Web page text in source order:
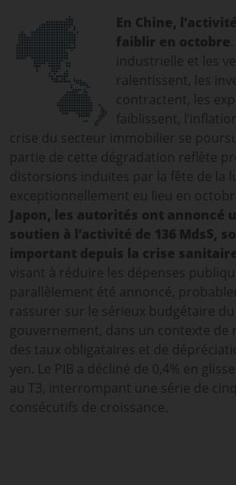
En Chine,
faiblir en octobre
industrielle et les
ralentissent, les
contractent, les
faiblissent,
crise du secteur immobilier se
partie de cette dégradation reflète
distorsions induites par la fête de la
exceptionnellement eu lieu en
Japon, les autorités ont annoncé
soutien à l’activité de 136 Mds$,
important depuis la crise
visant à réduire les dépenses
parallèlement été annoncé,
rassurer sur le sérieux budgétaire
gouvernement, dans un contexte de
des taux obligataires et de
yen. Le PIB a décliné de 0,4% en
au T3, interrompant une série de
consécutifs de croissance.